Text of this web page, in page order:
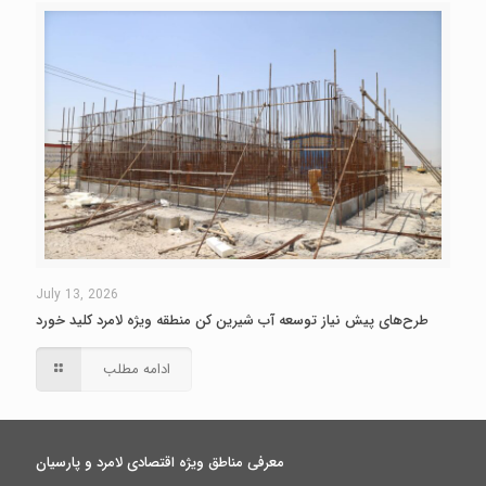
July 13, 2026
طرح‌های پیش نیاز توسعه آب شیرین کن منطقه ویژه لامرد کلید خورد
ادامه مطلب
معرفی مناطق ویژه اقتصادی لامرد و پارسیان